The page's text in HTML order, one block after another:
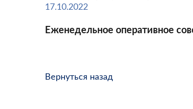
17.10.2022
Еженедельное оперативное
Вернуться назад